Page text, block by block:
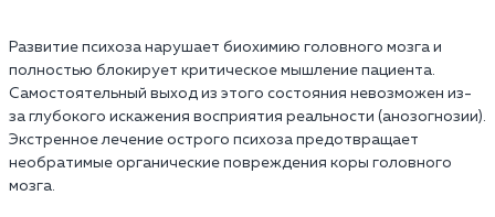
Развитие психоза нарушает биохимию головного мозга и
полностью блокирует критическое мышление пациента.
Самостоятельный выход из этого состояния невозможен из-
за глубокого искажения восприятия реальности (анозогнозии).
Экстренное лечение острого психоза предотвращает
необратимые органические повреждения коры головного
мозга.